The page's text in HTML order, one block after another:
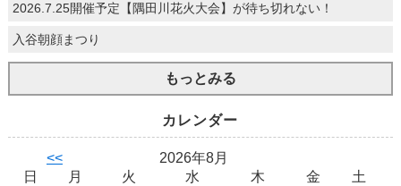
2026.7.25開催予定【隅田川花火大会】が待ち切れない！
入谷朝顔まつり
もっとみる
カレンダー
<<
2026年8月
日
月 火 水 木 金
土